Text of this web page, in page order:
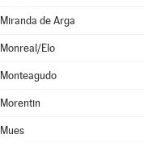
Miranda de Arga
Monreal/Elo
Monteagudo
Morentin
Mues